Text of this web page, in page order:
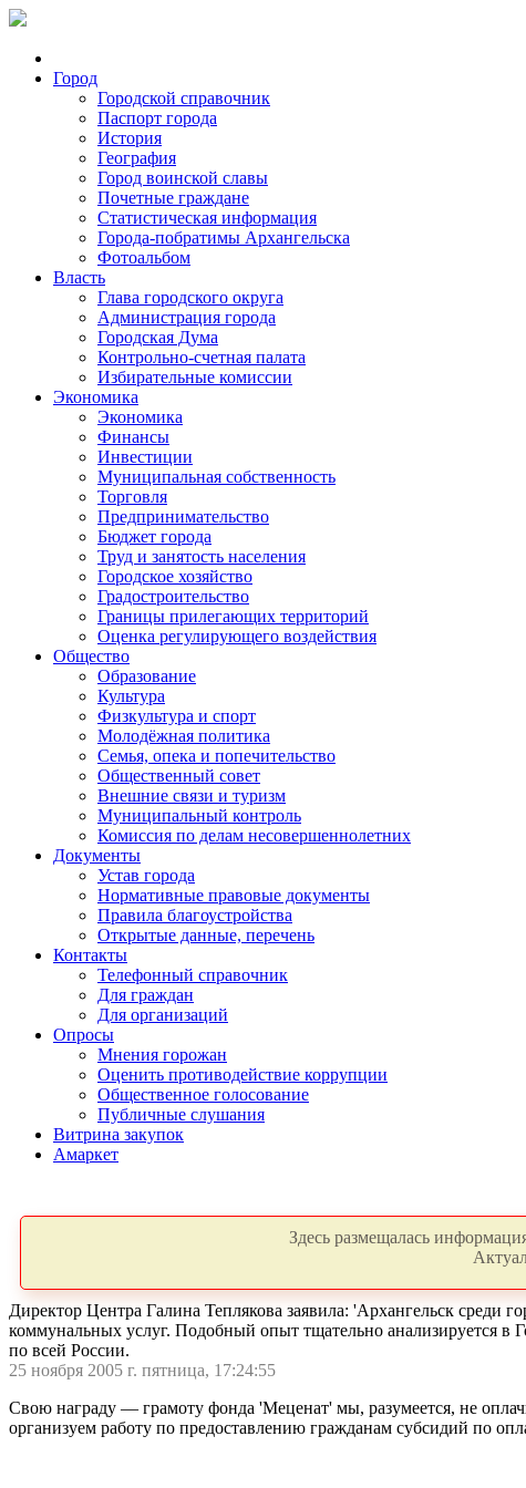
Город
Городской справочник
Паспорт города
История
География
Город воинской славы
Почетные граждане
Статистическая информация
Города-побратимы Архангельска
Фотоальбом
Власть
Глава городского округа
Администрация города
Городская Дума
Контрольно-счетная палата
Избирательные комиссии
Экономика
Экономика
Финансы
Инвестиции
Муниципальная собственность
Торговля
Предпринимательство
Бюджет города
Труд и занятость населения
Городское хозяйство
Градостроительство
Границы прилегающих территорий
Оценка регулирующего воздействия
Общество
Образование
Культура
Физкультура и спорт
Молодёжная политика
Семья, опека и попечительство
Общественный совет
Внешние связи и туризм
Муниципальный контроль
Комиссия по делам несовершеннолетних
Документы
Устав города
Нормативные правовые документы
Правила благоустройства
Открытые данные, перечень
Контакты
Телефонный справочник
Для граждан
Для организаций
Опросы
Мнения горожан
Оценить противодействие коррупции
Общественное голосование
Публичные слушания
Витрина закупок
Амаркет
Здесь размещалась
Директор Центра Галина Теплякова заявила: 'Архангельск среди
коммунальных услуг. Подобный опыт тщательно анализируется в
по всей России.
25 ноября 2005 г. пятница, 17:24:55
Свою награду — грамоту фонда 'Меценат' мы, разумеется, не
организуем работу по предоставлению гражданам субсидий по